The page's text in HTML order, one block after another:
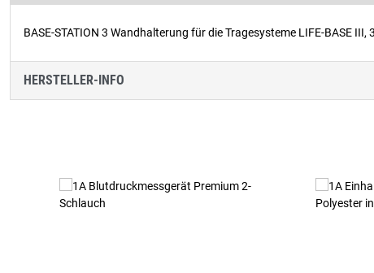
BASE-STATION 3 Wandhalterung für die Tragesysteme LIFE-BASE III,
HERSTELLER-INFO